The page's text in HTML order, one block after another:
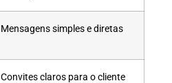
Mensagens simples e diretas
Convites claros para o cliente